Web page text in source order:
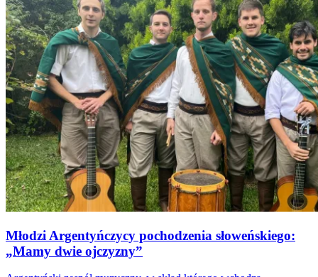
Młodzi Argentyńczycy pochodzenia słoweńskiego:
„Mamy dwie ojczyzny”